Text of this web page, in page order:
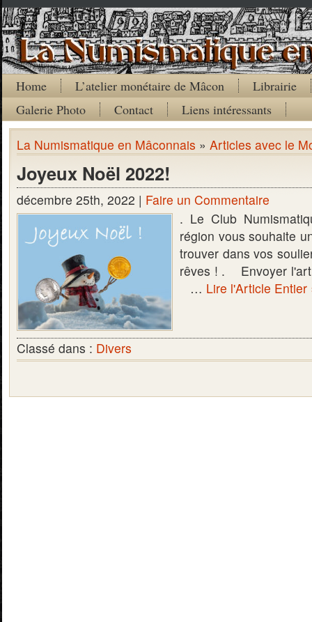
Home L’atelier monétaire de Mâcon
Librairie
Galerie Photo
Contact Liens intéressants
La Numismatique en Mâconnais » Articles avec le
Joyeux Noël 2022!
décembre 25th, 2022 | Faire un Commentaire
. Le Club
région vous souhaite
trouver dans vos
rêves ! . Envoyer
… Lire l'Article Entier
Classé dans : Divers